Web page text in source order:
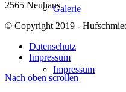
Galerie
Impressum
2565 Neuhaus
© Copyright 2019 -
Datenschutz
Impressum
Nach oben scrollen